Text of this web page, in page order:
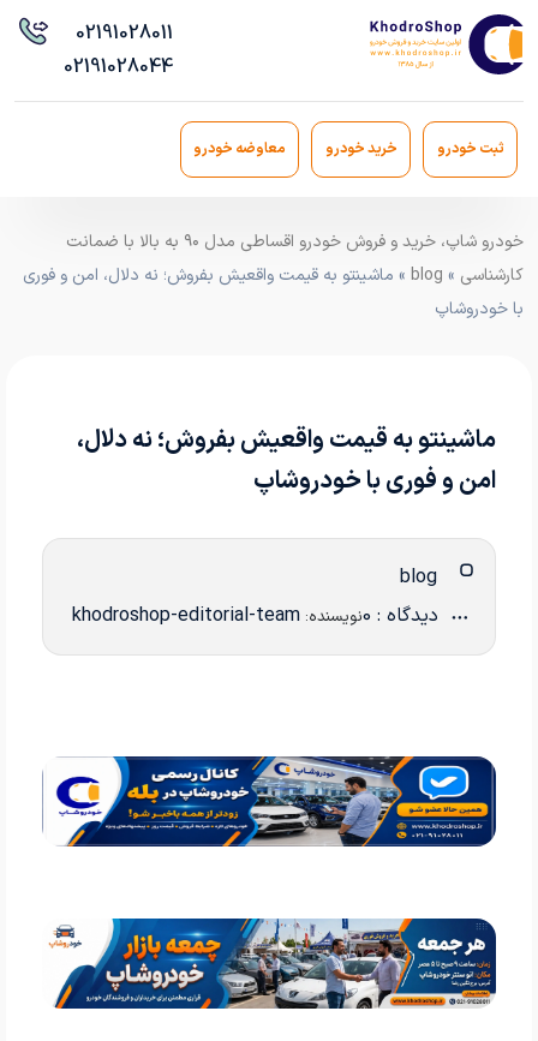
02191028011
02191028044
ثبت خودرو خرید خودرو معاوضه خودرو
خودرو شاپ، خرید و فروش خودرو اقساطی مدل ۹۰ به بالا با ضمانت
کارشناسی »
blog » ماشینتو به قیمت واقعیش بفروش؛ نه دلال، امن و فوری
با خودروشاپ
ماشینتو به قیمت واقعیش بفروش؛ نه دلال،
امن و فوری با خودروشاپ
دیدگاه : 0 نویسنده: khodroshop-editorial-team